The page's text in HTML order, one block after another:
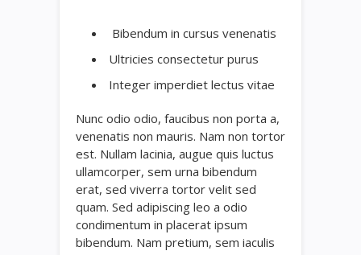
Bibendum in cursus venenatis
Ultricies consectetur purus
Integer imperdiet lectus vitae
Nunc odio odio, faucibus non porta a,
venenatis non mauris. Nam non tortor
est. Nullam lacinia, augue quis luctus
ullamcorper, sem urna bibendum
erat, sed viverra tortor velit sed
quam. Sed adipiscing leo a odio
condimentum in placerat ipsum
bibendum. Nam pretium, sem iaculis